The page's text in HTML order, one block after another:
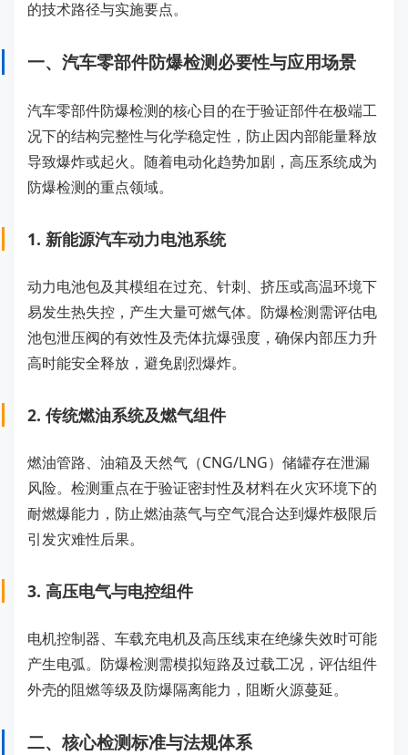
的技术路径与实施要点。
一、汽车零部件防爆检测必要性与应用场景
汽车零部件防爆检测的核心目的在于验证部件在极端工
况下的结构完整性与化学稳定性，防止因内部能量释放
导致爆炸或起火。随着电动化趋势加剧，高压系统成为
防爆检测的重点领域。
1. 新能源汽车动力电池系统
动力电池包及其模组在过充、针刺、挤压或高温环境下
易发生热失控，产生大量可燃气体。防爆检测需评估电
池包泄压阀的有效性及壳体抗爆强度，确保内部压力升
高时能安全释放，避免剧烈爆炸。
2. 传统燃油系统及燃气组件
燃油管路、油箱及天然气（CNG/LNG）储罐存在泄漏
风险。检测重点在于验证密封性及材料在火灾环境下的
耐燃爆能力，防止燃油蒸气与空气混合达到爆炸极限后
引发灾难性后果。
3. 高压电气与电控组件
电机控制器、车载充电机及高压线束在绝缘失效时可能
产生电弧。防爆检测需模拟短路及过载工况，评估组件
外壳的阻燃等级及防爆隔离能力，阻断火源蔓延。
二、核心检测标准与法规体系